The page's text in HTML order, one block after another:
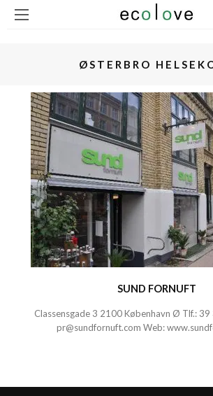
ØSTERBRO
SUND FORNUFT
Classensgade 3 2100 København Ø Tlf.:39
pr@sundfornuft.com Web: